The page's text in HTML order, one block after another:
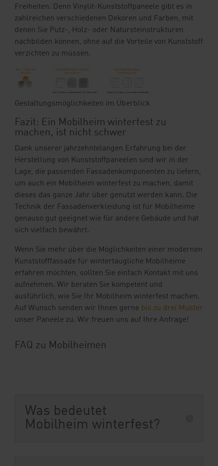
Freiheiten. Denn Vinylit-Kunststoffpaneele gibt es in
zahlreichen verschiedenen Dekoren und Farben, mit
denen Sie Putz-, Holz- oder Natursteinstrukturen
nachbilden können, ohne auf die Vorteile von Kunststoff
verzichten zu müssen.
Gestaltungsmöglichkeiten im Überblick
Fazit: Ein Mobilheim winterfest zu
machen, ist nicht schwer
Dank unserer jahrzehntelangen Erfahrung bei der
Herstellung von Kunststoffpaneelen sind wir in der
Lage, die passenden Fassadenkomponenten zu liefern,
um auch ein Mobilheim winterfest zu machen, damit
dieses das ganze Jahr über genutzt werden kann. Die
Technik der Fassadenverkleidung ist für Mobilheime
genauso gut geeignet wie für andere Gebäude und hat
sich vielfach bewährt.
Wenn Sie mehr über die Möglichkeiten einer modernen
Kunststofffassade für wintertaugliche Mobilheime
erfahren möchten, sollten Sie einfach Kontakt mit uns
aufnehmen. Wir beraten Sie kompetent und
ausführlich, wie Sie Ihr Mobilheim winterfest machen.
Auf Wunsch senden wir Ihnen gerne bis zu drei Muster
unser Paneele zu. Wir freuen uns auf Ihre Anfrage!
FAQ zu Mobilheimen
Was bedeutet
Mobilheim winterfest?